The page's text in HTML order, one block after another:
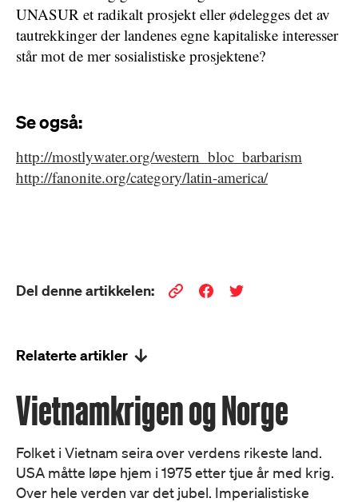
UNASUR et radikalt prosjekt eller ødelegges det av
tautrekkinger der landenes egne kapitaliske interesser
står mot de mer sosialistiske prosjektene?
Se også:
http://mostlywater.org/western_bloc_barbarism
http://fanonite.org/category/latin-america/
Del denne artikkelen:
Relaterte artikler
Vietnamkrigen og Norge
Folket i Vietnam seira over verdens rikeste land.
USA måtte løpe hjem i 1975 etter tjue år med krig.
Over hele verden var det jubel. Imperialistiske